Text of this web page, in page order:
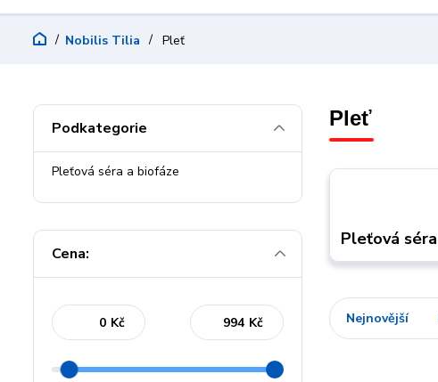
Nobilis Tilia Pleť
Pleť
Pleťová
Nejnovější
Podkategorie
Pleťová séra a biofáze
Cena:
Kč Kč